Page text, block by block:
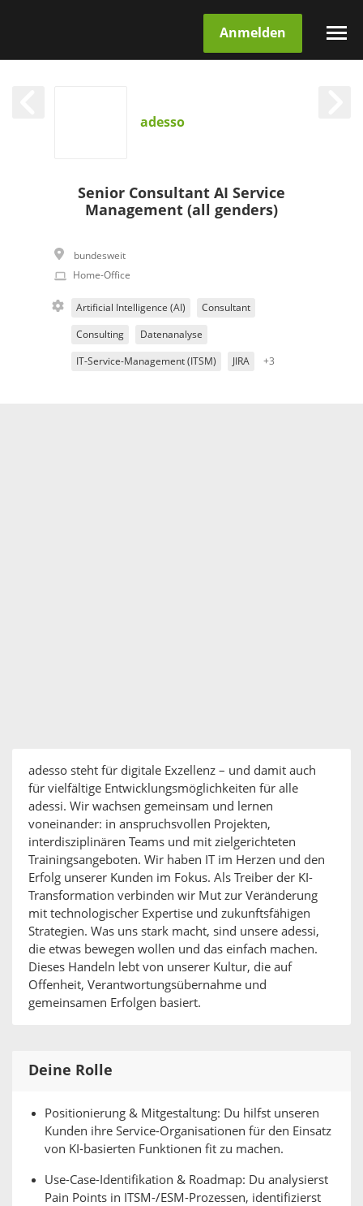
Anmelden
adesso
Senior Consultant AI Service
Management (all genders)
bundesweit
Home-Office
Artificial Intelligence (AI) Consultant
Consulting Datenanalyse
IT-Service-Management (ITSM) JIRA +3
adesso steht für digitale Exzellenz – und damit auch
für vielfältige Entwicklungsmöglichkeiten für alle
adessi. Wir wachsen gemeinsam und lernen
voneinander: in anspruchsvollen Projekten,
interdisziplinären Teams und mit zielgerichteten
Trainingsangeboten. Wir haben IT im Herzen und den
Erfolg unserer Kunden im Fokus. Als Treiber der KI-
Transformation verbinden wir Mut zur Veränderung
mit technologischer Expertise und zukunftsfähigen
Strategien. Was uns stark macht, sind unsere adessi,
die etwas bewegen wollen und das einfach machen.
Dieses Handeln lebt von unserer Kultur, die auf
Offenheit, Verantwortungsübernahme und
gemeinsamen Erfolgen basiert.
Deine Rolle
Positionierung & Mitgestaltung: Du hilfst unseren
Kunden ihre Service-Organisationen für den Einsatz
von KI-basierten Funktionen fit zu machen.
Use-Case-Identifikation & Roadmap: Du analysierst
Pain Points in ITSM-/ESM-Prozessen, identifizierst